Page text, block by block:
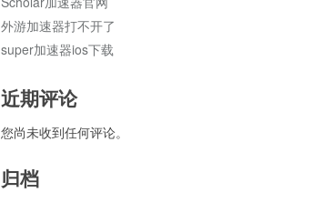
外游加速器打不开了
super加速器ios下载
近期评论
您尚未收到任何评论。
归档